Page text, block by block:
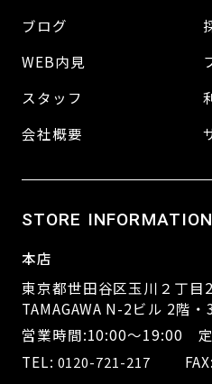
ブログ
WEB内見
スタッフ
会社概要
STORE INFORMATION
本店
東京都世田谷区玉川２丁目
TAMAGAWA N-2ビル 2階・
営業時間:10:00～19:00 定
TEL: 0120-721-217